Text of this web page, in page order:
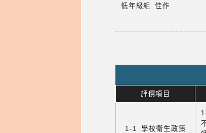
低年級組 佳作
評價項目
1-1 學校衛生政策